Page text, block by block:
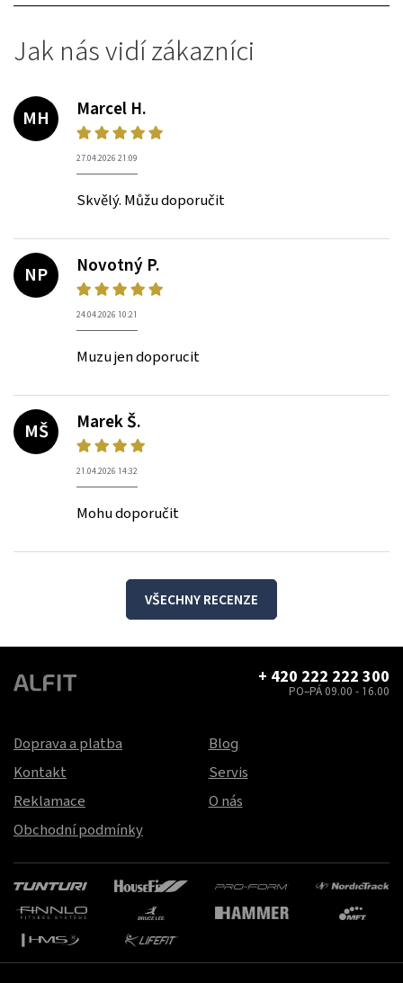
Jak nás vidí zákazníci
MH
Marcel H.
27.04.2026 21:09
Skvělý. Můžu doporučit
NP
Novotný P.
24.04.2026 10:21
Muzu jen doporucit
MŠ
Marek Š.
21.04.2026 14:32
Mohu doporučit
VŠECHNY RECENZE
+ 420 222 222 300
PO–PÁ 09.00 - 16.00
Doprava a platba
Kontakt
Reklamace
Obchodní podmínky
Blog
Servis
O nás